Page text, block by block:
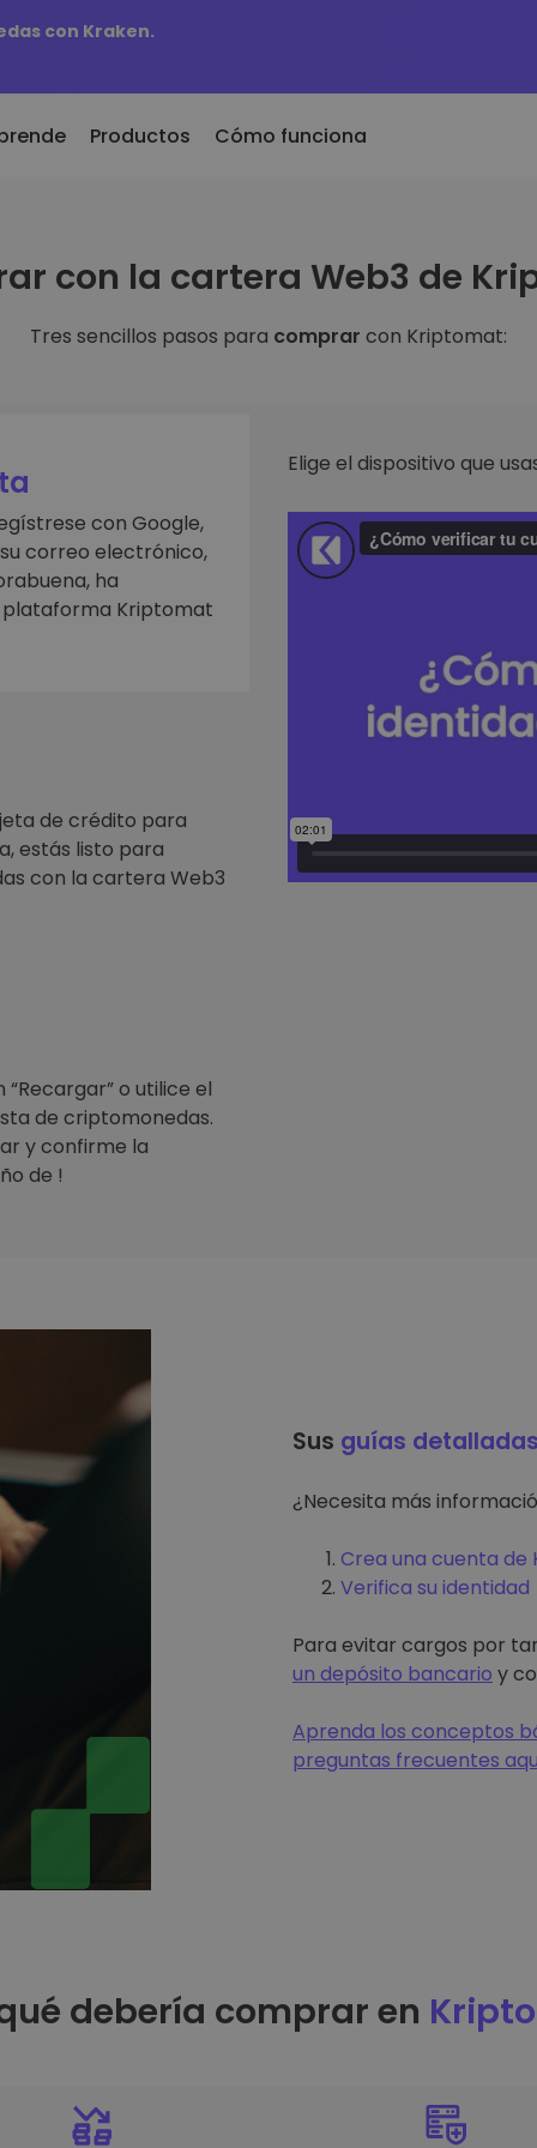
con Kraken.
recientemente
recién añadidos a
comprado 100€
Productos
invertir en
KriptoEarn
Gana recompensas con tus
Bóveda
regularmente (DCA)
Cómo funciona
con la cartera Web3 de
Tres sencillos pasos para comprar con Kriptomat:
con Google,
correo electrónico,
ha
plataforma Kriptomat
de crédito para
estás listo para
con la cartera Web3
o utilice el
de criptomonedas.
y confirme la
de !
Elige el dispositivo que
Sus guías detalladas
¿Necesita más
Crea una cuenta
Verifica su identidad
Para evitar cargos por
un depósito bancario y
Aprenda los conceptos
preguntas frecuentes
debería comprar en